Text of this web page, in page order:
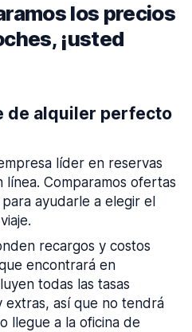
los precios
¡usted
de alquiler perfecto
líder en reservas
Comparamos ofertas
ayudarle a elegir el
recargos y costos
encontrará en
todas las tasas
extras, así que no tendrá
llegue a la oficina de